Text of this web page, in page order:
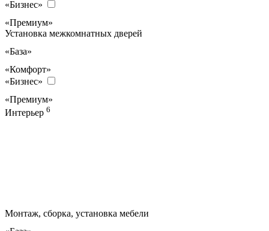
«Бизнес»
«Премиум»
Установка межкомнатных дверей
«База»
«Комфорт»
«Бизнес»
«Премиум»
Интерьер 6
Монтаж, сборка, установка мебели